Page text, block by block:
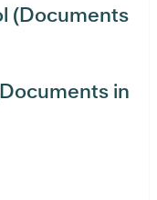
(Documents
in